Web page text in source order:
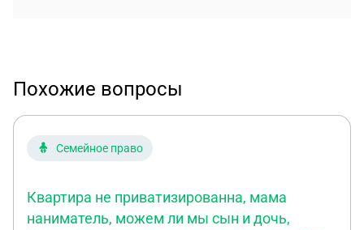
Похожие вопросы
Семейное право
Квартира не приватизированна, мама
наниматель, можем ли мы сын и дочь,